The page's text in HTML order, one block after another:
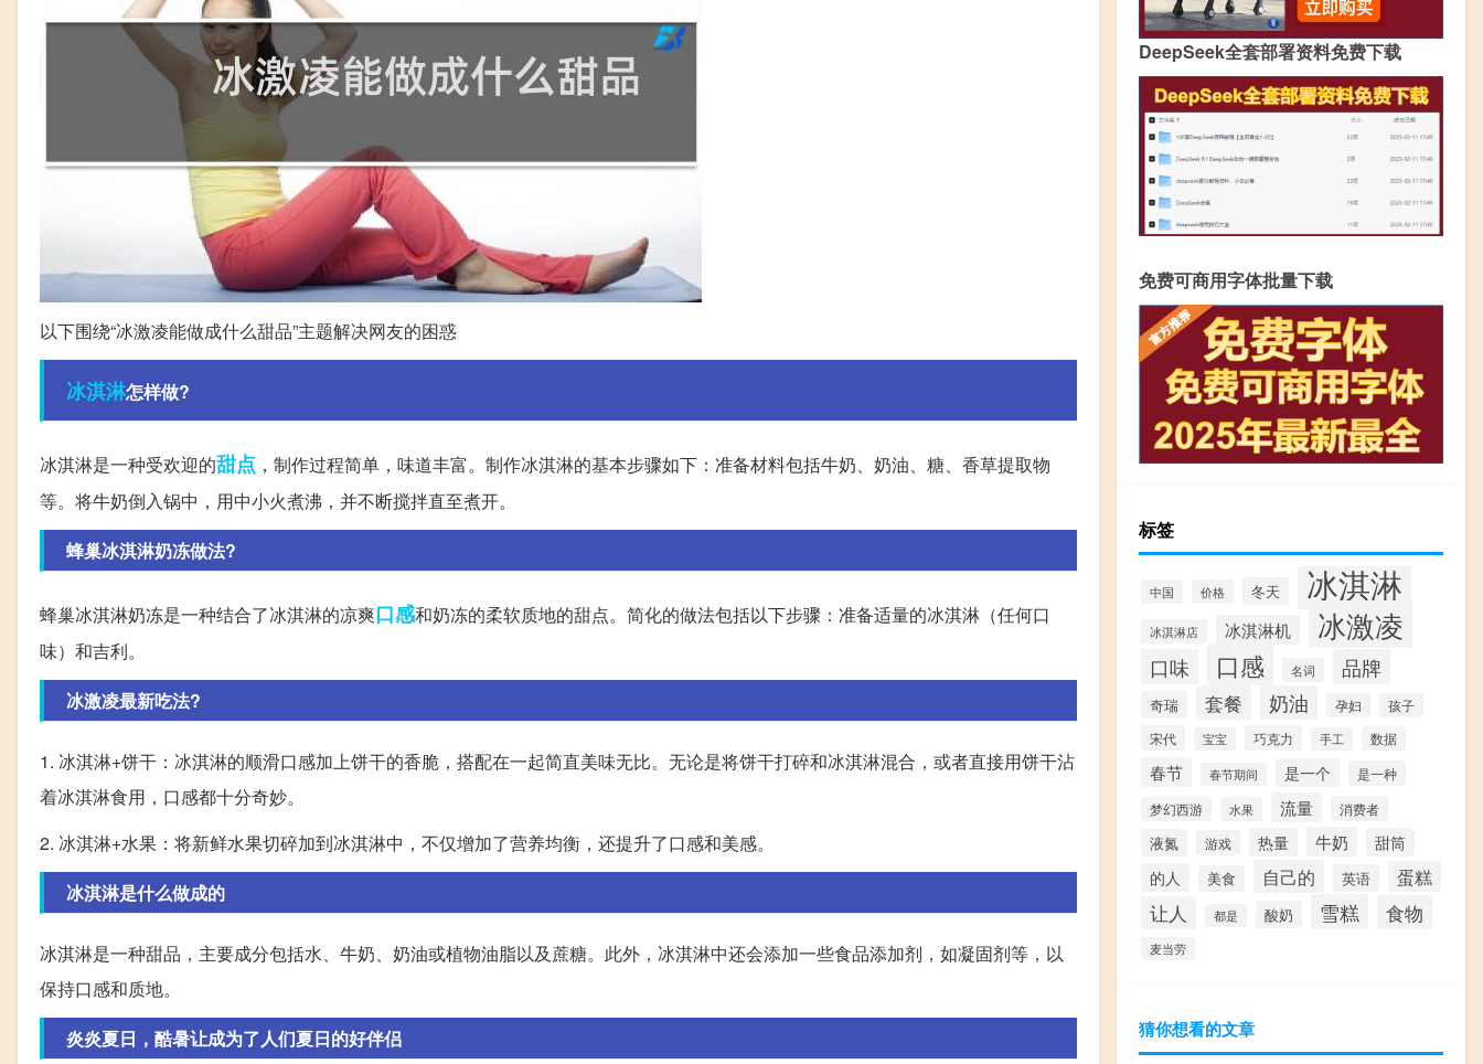
以下围绕“冰激凌能做成什么甜品”主题解决网友的困惑
冰淇淋怎样做?
冰淇淋是一种受欢迎的甜点 ，制作过程简单，味道丰富。制作冰淇淋的基本步骤如下：准备材料包括牛奶、奶油、糖、香草提取物
等。将牛奶倒入锅中，用中小火煮沸，并不断搅拌直至煮开。
蜂巢冰淇淋奶冻做法?
蜂巢冰淇淋奶冻是一种结合了冰淇淋的凉爽口感和奶冻的柔软质地的甜点。简化的做法包括以下步骤：准备适量的冰淇淋（任何口
味）和吉利。
冰激凌最新吃法?
1. 冰淇淋+饼干：冰淇淋的顺滑口感加上饼干的香脆，搭配在一起简直美味无比。无论是将饼干打碎和冰淇淋混合，或者直接用饼干沾
着冰淇淋食用，口感都十分奇妙。
2. 冰淇淋+水果：将新鲜水果切碎加到冰淇淋中，不仅增加了营养均衡，还提升了口感和美感。
冰淇淋是什么做成的
冰淇淋是一种甜品，主要成分包括水、牛奶、奶油或植物油脂以及蔗糖。此外，冰淇淋中还会添加一些食品添加剂，如凝固剂等，以
保持口感和质地。
炎炎夏日，酷暑让成为了人们夏日的好伴侣
DeepSeek全套部署资料免费下载
免费可商用字体批量下载
标签
中国 价格 冬天 冰淇淋
冰淇淋店 冰淇淋机 冰激凌
口味 口感 名词 品牌
奇瑞 套餐 奶油 孕妇 孩子
宋代 宝宝 巧克力 手工 数据
春节 春节期间 是一个 是一种
梦幻西游 水果 流量 消费者
液氮 游戏 热量 牛奶
甜筒
的人
美食 自己的 英语 蛋糕
让人 都是 酸奶 雪糕 食物
麦当劳
猜你想看的文章